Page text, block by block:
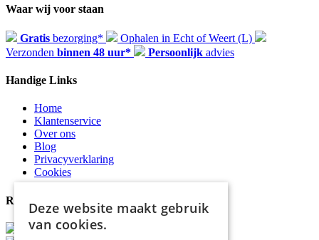
Waar wij voor staan
Gratis bezorging*
Ophalen in Echt of Weert (L)
Verzonden binnen 48 uur* Persoonlijk advies
Handige Links
Home
Klantenservice
Over ons
Blog
Privacyverklaring
Cookies
Reviewmerk
Deze website maakt gebruik
van cookies.